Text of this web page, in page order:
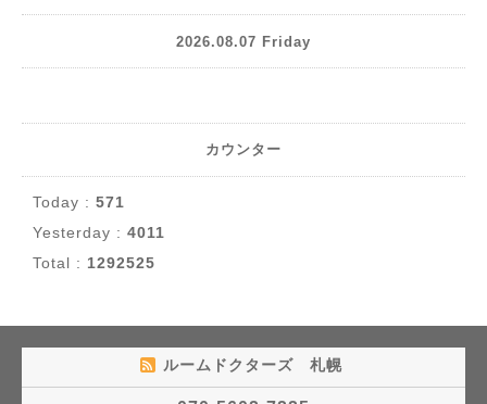
2026.08.07 Friday
カウンター
Today : 571
Yesterday : 4011
Total : 1292525
ルームドクターズ 札幌